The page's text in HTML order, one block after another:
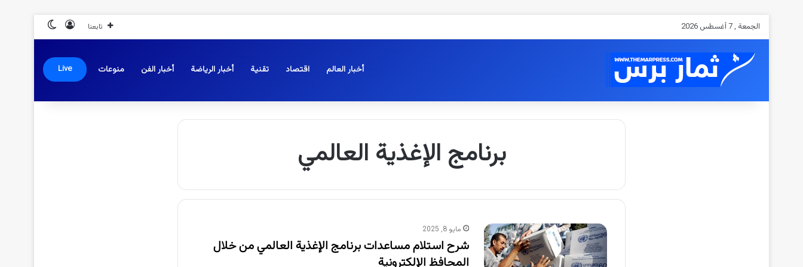
الجمعة , 7 أغسطس 2026 تابعنا تسجيل الدخول
أخبار العالم اقتصاد تقنية أخبار الرياضة أخبار الفن منوعات Live
برنامج الإغذية العالمي
مايو 8, 2025
شرح استلام مساعدات برنامج الإغذية العالمي من خلال
المحافظ الإلكترونية